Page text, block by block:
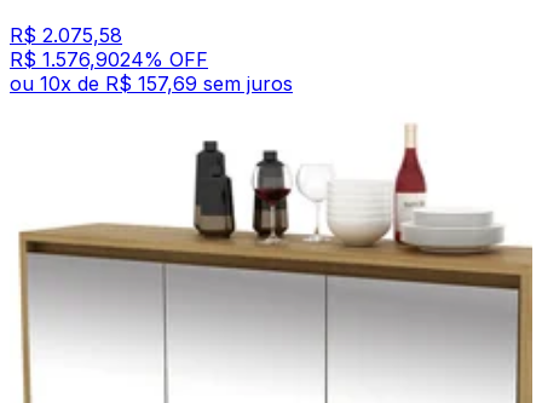
R$ 2.075,58
R$ 1.576,9024% OFF
ou 10x de R$ 157,69 sem juros